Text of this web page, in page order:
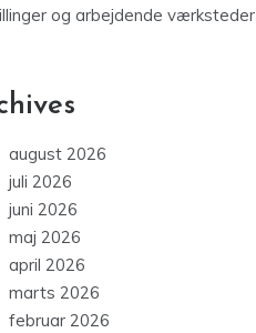
og arbejdende værksteder
august 2026
juli 2026
juni 2026
maj 2026
april 2026
marts 2026
februar 2026